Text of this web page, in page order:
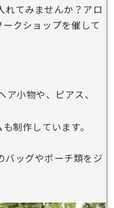
れてみませんか？アロ
クショップを催して
小物や、ピアス、
制作しています。
バッグやポーチ類をジ